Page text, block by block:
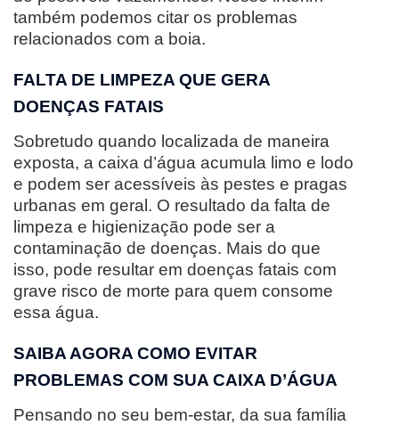
também podemos citar os problemas
relacionados com a boia.
FALTA DE LIMPEZA QUE GERA
DOENÇAS FATAIS
Sobretudo quando localizada de maneira
exposta, a caixa d’água acumula limo e lodo
e podem ser acessíveis às pestes e pragas
urbanas em geral. O resultado da falta de
limpeza e higienização pode ser a
contaminação de doenças. Mais do que
isso, pode resultar em doenças fatais com
grave risco de morte para quem consome
essa água.
SAIBA AGORA COMO EVITAR
PROBLEMAS COM SUA CAIXA D’ÁGUA
Pensando no seu bem-estar, da sua família